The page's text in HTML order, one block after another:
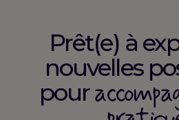
Prêt(e) à
nouvelles
pour